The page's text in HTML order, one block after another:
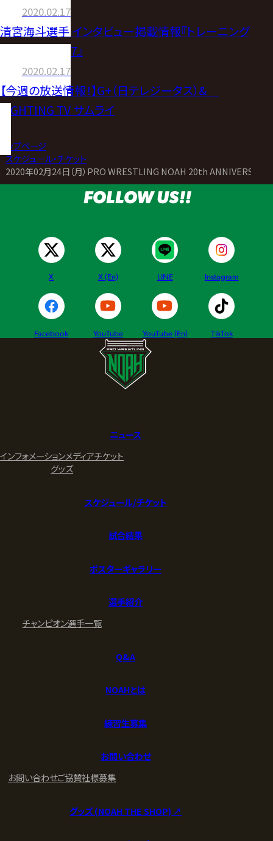
2020.02.17
清宮海斗選手 インタビュー掲載情報『トレーニング
マガジンVol.67』
2020.02.17
【今週の放送情報！】G+（日テレジータス）&
FIGHTING TV サムライ
トップページ
>スケジュール・チケット
2020年02月24日（月）PRO WRESTLING NOAH 20th
FOLLOW US!!
X X (En) LINE Instagram
Facebook YouTube YouTube (En) TikTok
ニュース
インフォメーションメディアチケット
グッズ
スケジュール/チケット
試合結果
ポスターギャラリー
選手紹介
チャンピオン選手一覧
Q&A
NOAHとは
練習生募集
お問い合わせ
お問い合わせご協賛社様募集
グッズ (NOAH THE SHOP) ↗︎